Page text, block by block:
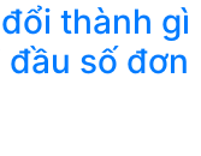
thành gì
số đơn